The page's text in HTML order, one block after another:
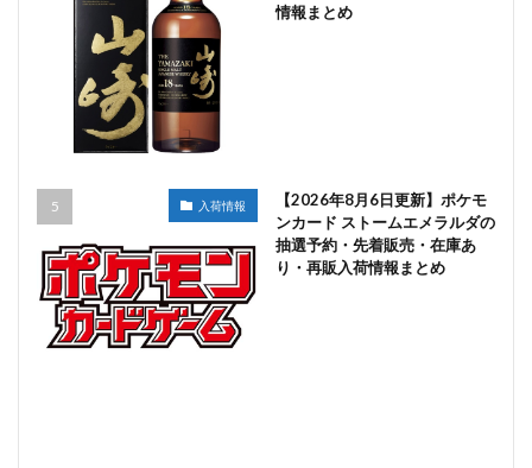
情報まとめ
入荷情報
【2026年8月6日更新】ポケモ
ンカード ストームエメラルダの
抽選予約・先着販売・在庫あ
り・再販入荷情報まとめ